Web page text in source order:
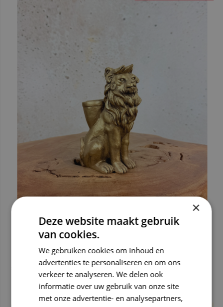
Gouden Leeuwtje (kandelaar) | 15cm
3 op voorraad, wees snel!
×
Deze website maakt gebruik
van cookies.
We gebruiken cookies om inhoud en
advertenties te personaliseren en om ons
verkeer te analyseren. We delen ook
informatie over uw gebruik van onze site
met onze advertentie- en analysepartners,